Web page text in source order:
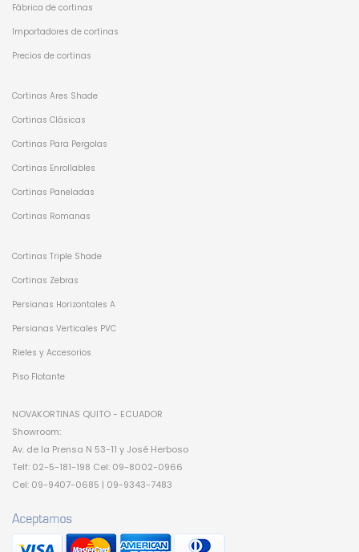
Fábrica de cortinas
Importadores de cortinas
Precios de cortinas
Cortinas Ares Shade
Cortinas Clásicas
Cortinas Para Pergolas
Cortinas Enrollables
Cortinas Paneladas
Cortinas Romanas
Cortinas Triple Shade
Cortinas Zebras
Persianas Horizontales A
Persianas Verticales PVC
Rieles y Accesorios
Piso Flotante
NOVAKORTINAS QUITO - ECUADOR
Showroom:
Av. de la Prensa N 53-11 y José Herboso
Telf: 02-5-181-198 Cel: 09-8002-0966
Cel: 09-9407-0685 | 09-9343-7483